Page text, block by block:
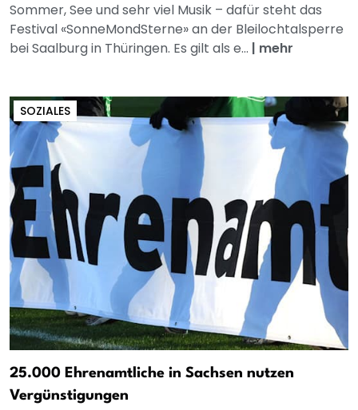
Sommer, See und sehr viel Musik – dafür steht das
Festival «SonneMondSterne» an der Bleilochtalsperre
bei Saalburg in Thüringen. Es gilt als e... | mehr
SOZIALES
25.000 Ehrenamtliche in Sachsen nutzen
Vergünstigungen